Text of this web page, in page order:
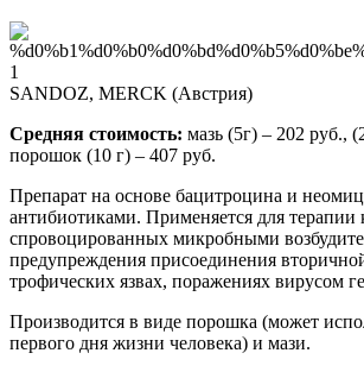
SANDOZ, MERCK (Австрия)
Средняя стоимость: мазь (5г) – 202 руб.,
порошок (10 г) – 407 руб.
Препарат на основе бацитроцина и
антибиотиками. Применяется для
спровоцированных микробными
предупреждения присоединения
трофических язвах, поражениях вирусом
Производится в виде порошка (может
первого дня жизни человека) и мази.